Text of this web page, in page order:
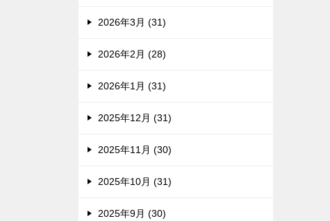
2026年3月 (31)
2026年2月 (28)
2026年1月 (31)
2025年12月 (31)
2025年11月 (30)
2025年10月 (31)
2025年9月 (30)